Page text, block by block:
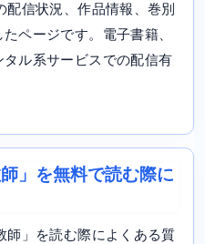
信状況、作品情報、巻別
ページです。電子書籍、
ル系サービスでの配信有
」を無料で読む際に
師」を読む際によくある質